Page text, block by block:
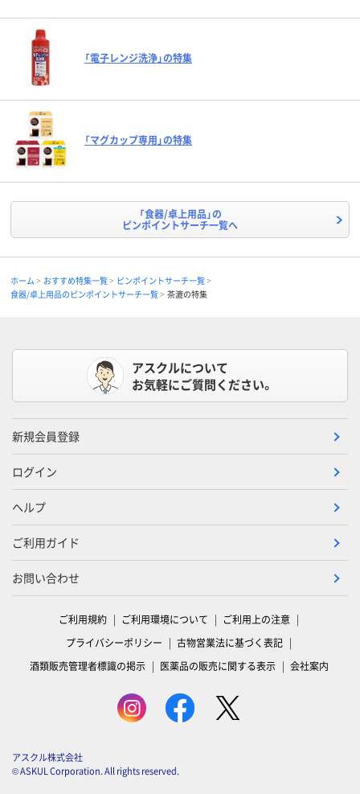
「電子レンジ洗浄」の特集
「マグカップ専用」の特集
「食器/卓上用品」の
ピンポイントサーチ一覧へ
ホーム おすすめ特集一覧
ピンポイントサーチ一覧
食器/卓上用品のピンポイントサーチ一覧
茶漉の特集
アスクルについて
お気軽にご質問ください。
新規会員登録
ログイン
ヘルプ
ご利用ガイド
お問い合わせ
ご利用規約 ご利用環境について
ご利用上の注意
プライバシーポリシー
古物営業法に基づく表記
酒類販売管理者標識の掲示
医薬品の販売に関する表示 会社案内
アスクル株式会社
© ASKUL Corporation. All rights reserved.